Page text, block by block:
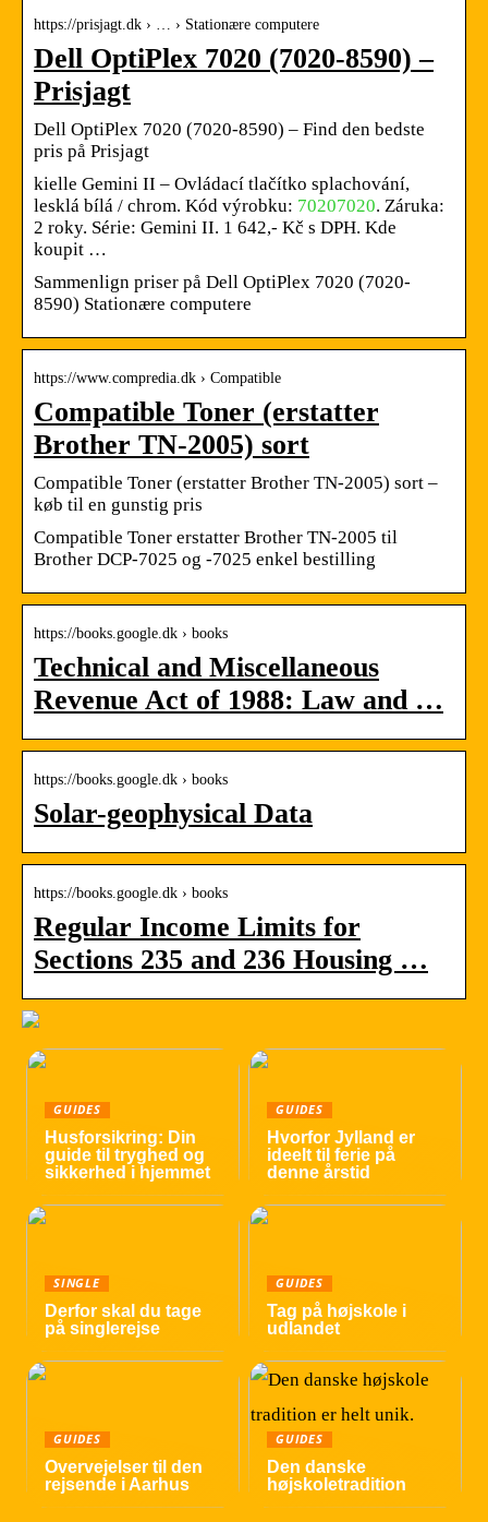
https://prisjagt.dk › … › Stationære computere
Dell OptiPlex 7020 (7020-8590) –
Prisjagt
Dell OptiPlex 7020 (7020-8590) – Find den bedste
pris på Prisjagt
kielle Gemini II – Ovládací tlačítko splachování,
lesklá bílá / chrom. Kód výrobku: 70207020. Záruka:
2 roky. Série: Gemini II. 1 642,- Kč s DPH. Kde
koupit …
Sammenlign priser på Dell OptiPlex 7020 (7020-
8590) Stationære computere
https://www.compredia.dk › Compatible
Compatible Toner (erstatter
Brother TN-2005) sort
Compatible Toner (erstatter Brother TN-2005) sort –
køb til en gunstig pris
Compatible Toner erstatter Brother TN-2005 til
Brother DCP-7025 og -7025 enkel bestilling
https://books.google.dk › books
Technical and Miscellaneous
Revenue Act of 1988: Law and …
https://books.google.dk › books
Solar-geophysical Data
https://books.google.dk › books
Regular Income Limits for
Sections 235 and 236 Housing …
GUIDES
Husforsikring: Din
guide til tryghed og
sikkerhed i hjemmet
GUIDES
Hvorfor Jylland er
ideelt til ferie på
denne årstid
SINGLE
Derfor skal du tage
på singlerejse
GUIDES
Tag på højskole i
udlandet
GUIDES
Overvejelser til den
rejsende i Aarhus
GUIDES
Den danske
højskoletradition